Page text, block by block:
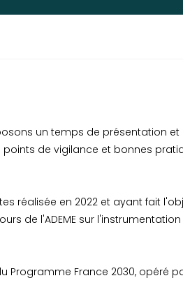
un temps de présentation et
points de vigilance et bonnes
réalisée en 2022 et ayant fait
de l'ADEME sur l'instrumentation
Programme France 2030, opéré